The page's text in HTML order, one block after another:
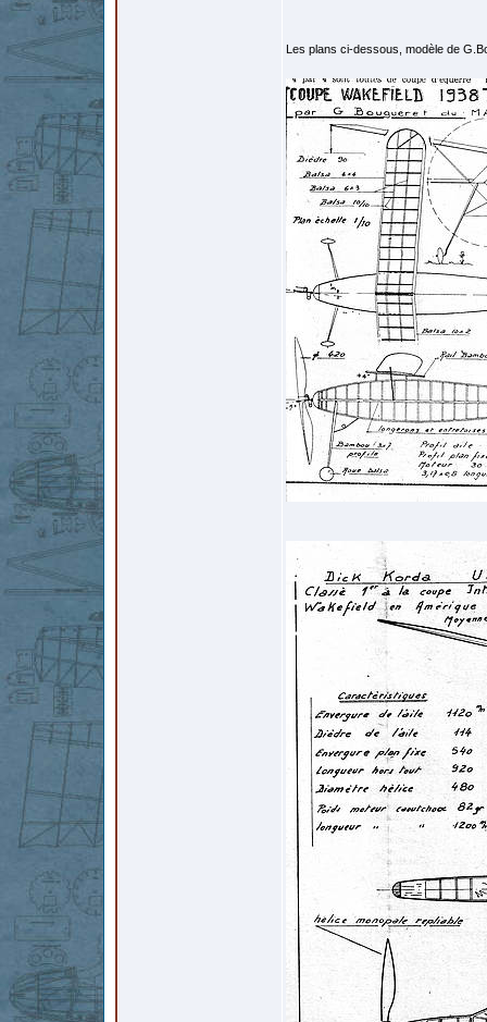
Les plans ci-dessous, modèle de